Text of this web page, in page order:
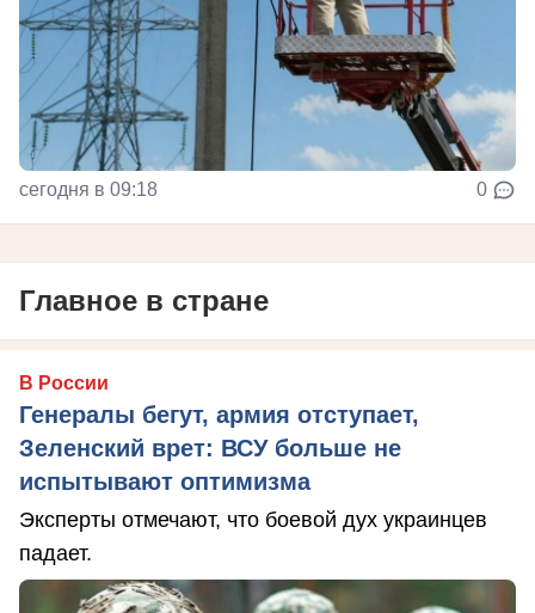
сегодня в 09:18 0
Главное в стране
В России
Генералы бегут, армия отступает,
Зеленский врет: ВСУ больше не
испытывают оптимизма
Эксперты отмечают, что боевой дух украинцев
падает.